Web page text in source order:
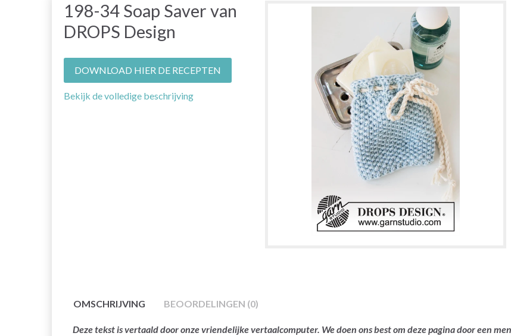
198-34 Soap Saver van
DROPS Design
DOWNLOAD HIER DE RECEPTEN
Bekijk de volledige beschrijving
OMSCHRIJVING BEOORDELINGEN (0)
Deze tekst is vertaald door onze vriendelijke vertaalcomputer. We doen ons best om deze pagina door een